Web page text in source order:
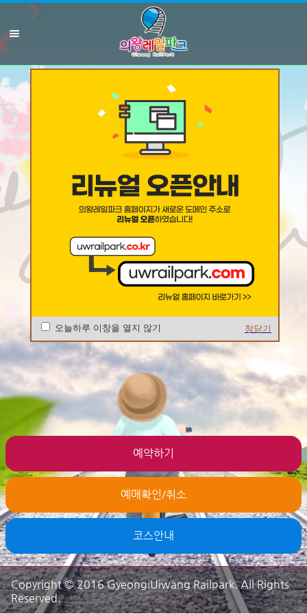
오늘하루 이창을 열지 않기 창닫기
예약하기
예매확인/취소
코스안내
Copyright © 2016 GyeongiUiwang Railpark. All Rights
Reserved.